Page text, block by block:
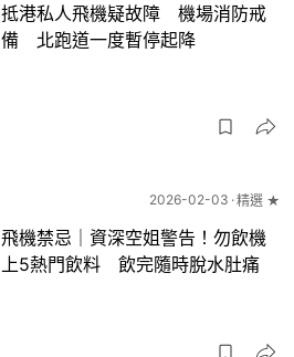
抵港私人飛機疑故障 機場消防戒
備 北跑道一度暫停起降
2026-02-03 精選 ★
飛機禁忌｜資深空姐警告！勿飲機
上5熱門飲料 飲完隨時脫水肚痛